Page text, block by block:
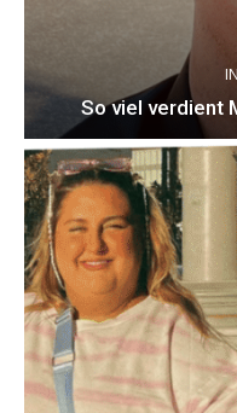
So viel verdient